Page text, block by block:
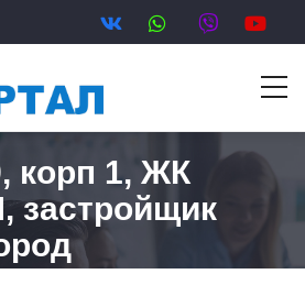
корп 1, ЖК